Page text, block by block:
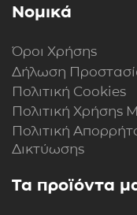
Νομικά
Όροι Χρήσης
Δήλωση
Πολιτική Cookies
Πολιτική Xρήσης
Πολιτική
Δικτύωσης
Τα προϊόντα